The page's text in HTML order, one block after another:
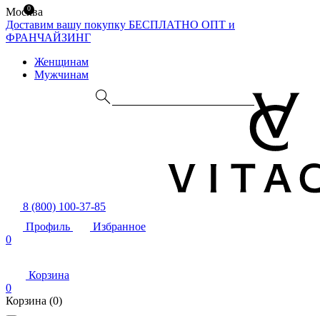
Москва
Доставим вашу покупку БЕСПЛАТНО ОПТ и
ФРАНЧАЙЗИНГ
Женщинам
Мужчинам
8 (800) 100-37-85
Профиль
Избранное
0
Корзина
0
Корзина (0)
0